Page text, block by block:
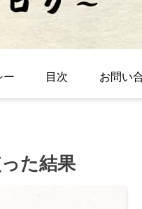
ー 目次 お問い
た結果